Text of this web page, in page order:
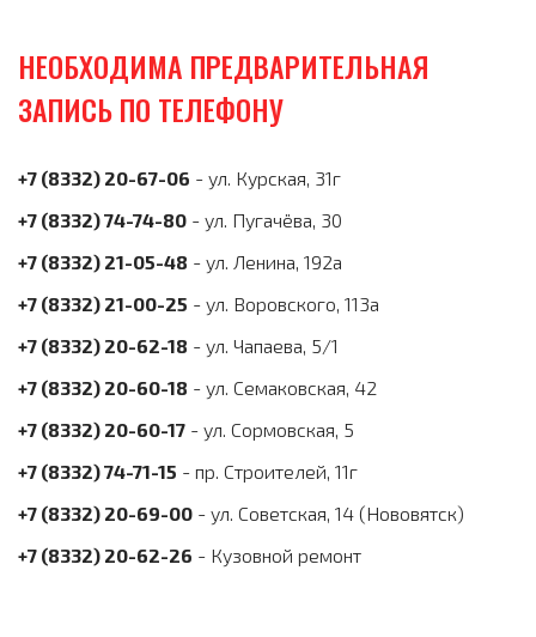
НЕОБХОДИМА ПРЕДВАРИТЕЛЬНАЯ
ЗАПИСЬ ПО ТЕЛЕФОНУ
+7 (8332) 20-67-06 - ул. Курская, 31г
+7 (8332) 74-74-80 - ул. Пугачёва, 30
+7 (8332) 21-05-48 - ул. Ленина, 192а
+7 (8332) 21-00-25 - ул. Воровского, 113а
+7 (8332) 20-62-18 - ул. Чапаева, 5/1
+7 (8332) 20-60-18 - ул. Семаковская, 42
+7 (8332) 20-60-17 - ул. Сормовская, 5
+7 (8332) 74-71-15 - пр. Строителей, 11г
+7 (8332) 20-69-00 - ул. Советская, 14 (Нововятск)
+7 (8332) 20-62-26 - Кузовной ремонт